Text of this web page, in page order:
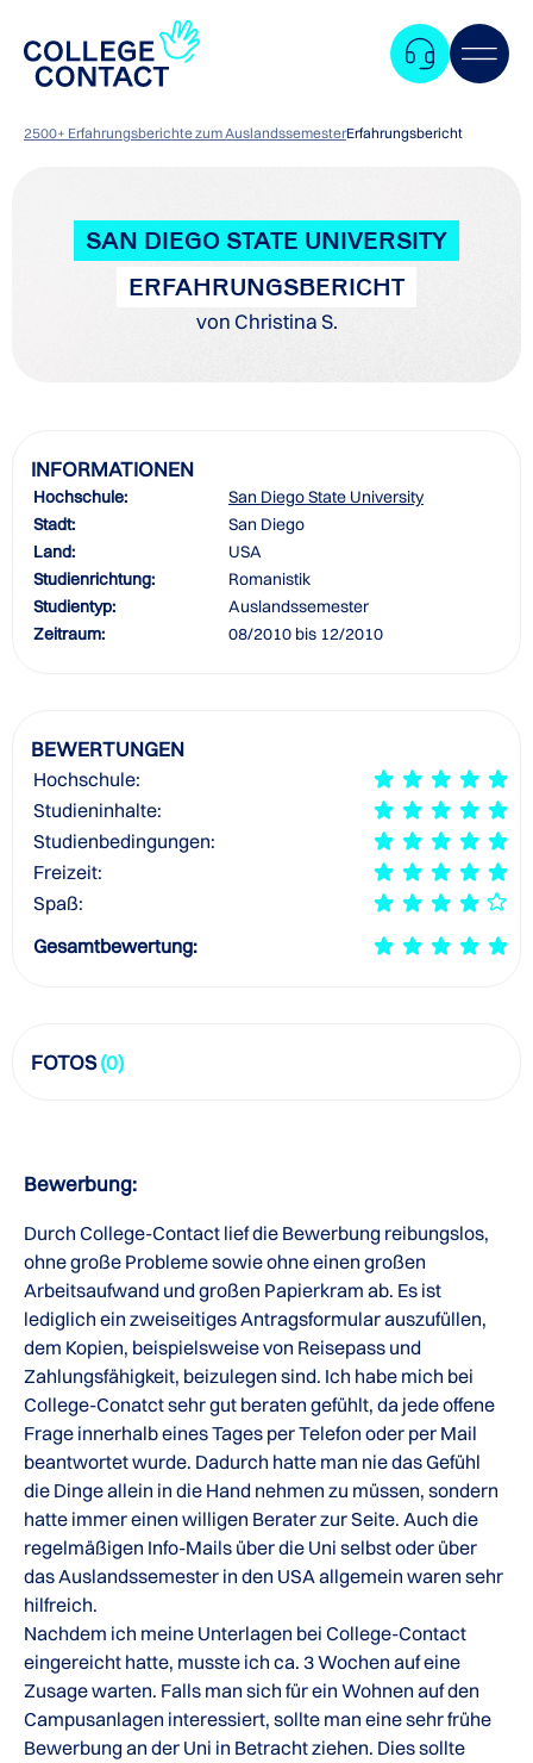
2500+ Erfahrungsberichte zum AuslandssemesterErfahrungsbericht
SAN DIEGO STATE UNIVERSITY
ERFAHRUNGSBERICHT
von Christina S.
INFORMATIONEN
Hochschule:
San Diego State University
Stadt:
San Diego
Land:
USA
Studienrichtung:
Romanistik
Studientyp:
Auslandssemester
Zeitraum:
08/2010 bis 12/2010
BEWERTUNGEN
Hochschule:
Studieninhalte:
Studienbedingungen:
Freizeit:
Spaß:
Gesamtbewertung:
FOTOS(0)
Bewerbung:
Durch College-Contact lief die Bewerbung reibungslos,
ohne große Probleme sowie ohne einen großen
Arbeitsaufwand und großen Papierkram ab. Es ist
lediglich ein zweiseitiges Antragsformular auszufüllen,
dem Kopien, beispielsweise von Reisepass und
Zahlungsfähigkeit, beizulegen sind. Ich habe mich bei
College-Conatct sehr gut beraten gefühlt, da jede offene
Frage innerhalb eines Tages per Telefon oder per Mail
beantwortet wurde. Dadurch hatte man nie das Gefühl
die Dinge allein in die Hand nehmen zu müssen, sondern
hatte immer einen willigen Berater zur Seite. Auch die
regelmäßigen Info-Mails über die Uni selbst oder über
das Auslandssemester in den USA allgemein waren sehr
hilfreich.
Nachdem ich meine Unterlagen bei College-Contact
eingereicht hatte, musste ich ca. 3 Wochen auf eine
Zusage warten. Falls man sich für ein Wohnen auf den
Campusanlagen interessiert, sollte man eine sehr frühe
Bewerbung an der Uni in Betracht ziehen. Dies sollte